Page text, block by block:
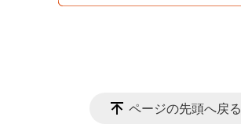
ページの先頭へ戻る